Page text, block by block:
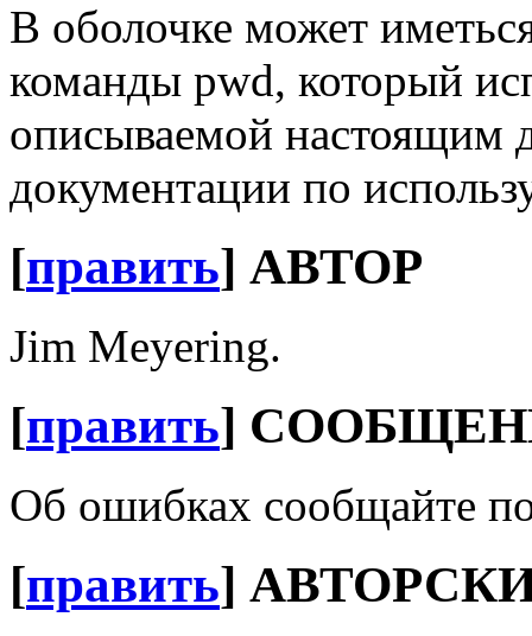
В оболочке может
команды pwd, который
описываемой настоящим
документации по
[править] АВТОР
Jim Meyering.
[править]
Об ошибках сообщайте
[править]